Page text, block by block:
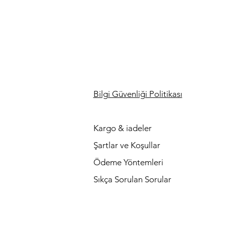
Bilgi Güvenliği Politikası
Kargo & iadeler
Şartlar ve Koşullar
Ödeme Yöntemleri
Sıkça Sorulan Sorular